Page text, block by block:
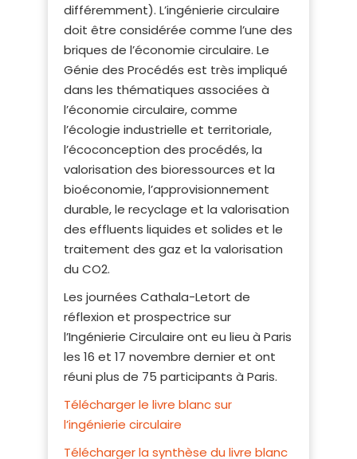
différemment). L’ingénierie circulaire
doit être considérée comme l’une des
briques de l’économie circulaire. Le
Génie des Procédés est très impliqué
dans les thématiques associées à
l’économie circulaire, comme
l’écologie industrielle et territoriale,
l’écoconception des procédés, la
valorisation des bioressources et la
bioéconomie, l’approvisionnement
durable, le recyclage et la valorisation
des effluents liquides et solides et le
traitement des gaz et la valorisation
du CO2.
Les journées Cathala-Letort de
réflexion et prospectrice sur
l’Ingénierie Circulaire ont eu lieu à Paris
les 16 et 17 novembre dernier et ont
réuni plus de 75 participants à Paris.
Télécharger le livre blanc sur
l’ingénierie circulaire
Télécharger la synthèse du livre blanc